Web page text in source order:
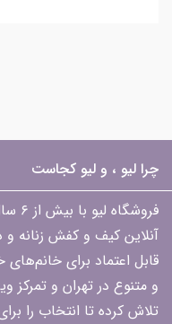
چرا لیو ، و لیو کجاست
آنلاین کیف و کفش زنانه
قابل اعتماد برای
و متنوع در تهران و
تلاش کرده تا انتخاب را